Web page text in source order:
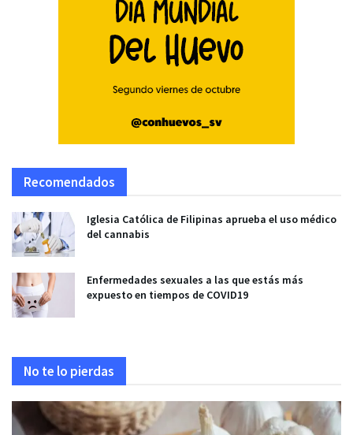
Recomendados
Iglesia Católica de Filipinas aprueba el uso médico
del cannabis
Enfermedades sexuales a las que estás más
expuesto en tiempos de COVID19
No te lo pierdas